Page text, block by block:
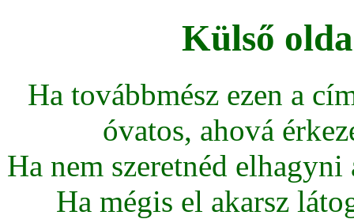
Külső
Ha továbbmész ezen a
óvatos, ahová
Ha nem szeretnéd
Ha mégis el akarsz